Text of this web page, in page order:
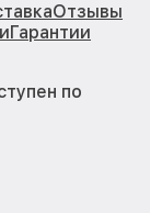
Отзывы
Гарантии
по